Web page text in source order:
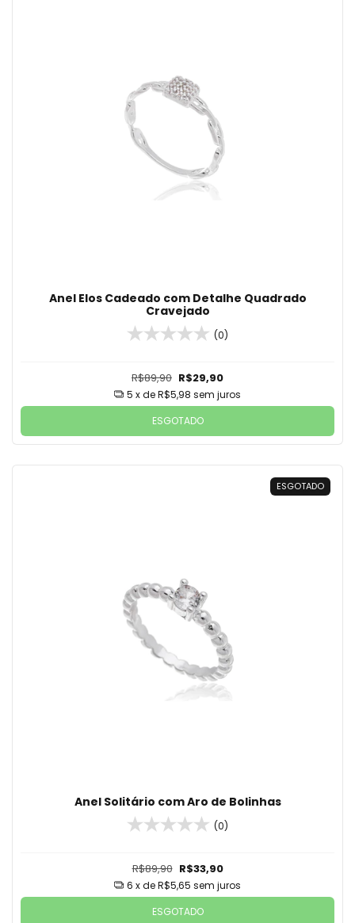
Anel Elos Cadeado com Detalhe Quadrado
Cravejado
(0)
R$89,90 R$29,90
5 x deR$5,98 sem juros
ESGOTADO
ESGOTADO
Anel Solitário com Aro de Bolinhas
(0)
R$89,90 R$33,90
6 x deR$5,65 sem juros
ESGOTADO